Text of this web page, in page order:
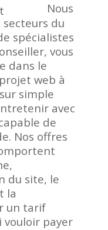
Nous
du
spécialistes
vous
dans le
web à
simple
avec
de
Nos offres
du site, le
la
un tarif
vouloir payer